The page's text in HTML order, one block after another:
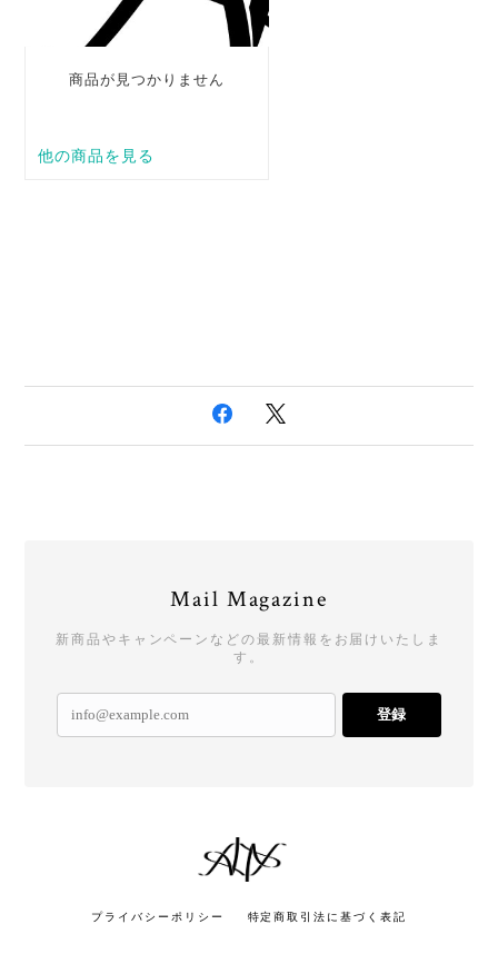
Mail Magazine
新商品やキャンペーンなどの最新情報をお届けいたしま
す。
登録
プライバシーポリシー 特定商取引法に基づく表記